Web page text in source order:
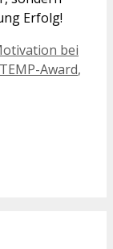
Erfolg!
bei
TEMP-Award,